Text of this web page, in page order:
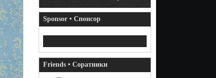
Sponsor • Спонсор
Friends • Соратники